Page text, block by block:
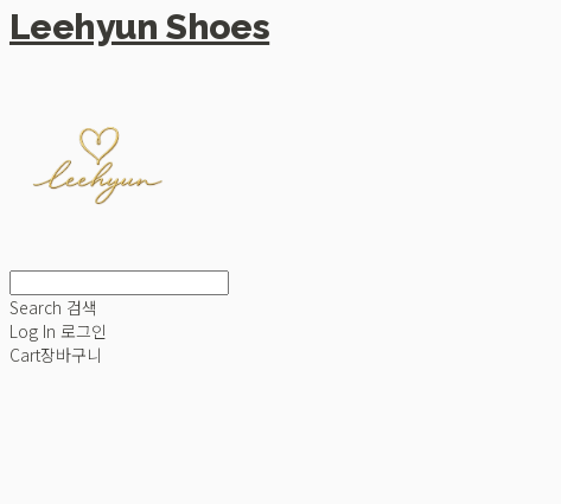
Leehyun Shoes
Search 검색
Log In 로그인
Cart장바구니